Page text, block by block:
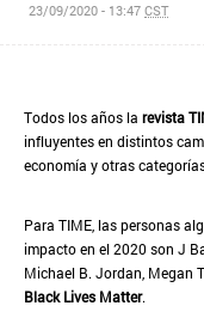
23/09/2020 - 13:47CST
Todos los años la revista
influyentes en distintos
economía y otras
Para TIME, las personas
impacto en el 2020 son J
Michael B. Jordan, Megan
Black Lives Matter.